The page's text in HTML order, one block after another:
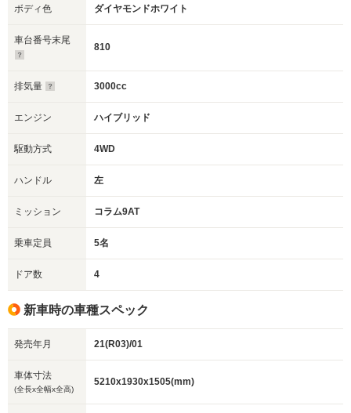
ボディ色 ダイヤモンドホワイト
車台番号末尾
810
排気量 3000cc
エンジン ハイブリッド
駆動方式 4WD
ハンドル 左
ミッション コラム9AT
乗車定員 5名
ドア数 4
新車時の車種スペック
発売年月 21(R03)/01
車体寸法
(全長x全幅x全高)
5210x1930x1505(mm)